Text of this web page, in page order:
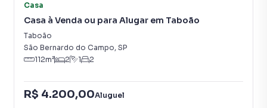
Casa
Casa à Venda ou para Alugar em Taboão
Taboão
São Bernardo do Campo, SP
112m² 2 1 2
R$ 4.200,00Aluguel